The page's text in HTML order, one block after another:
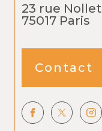
23 rue Nollet
75017
Paris
Contact